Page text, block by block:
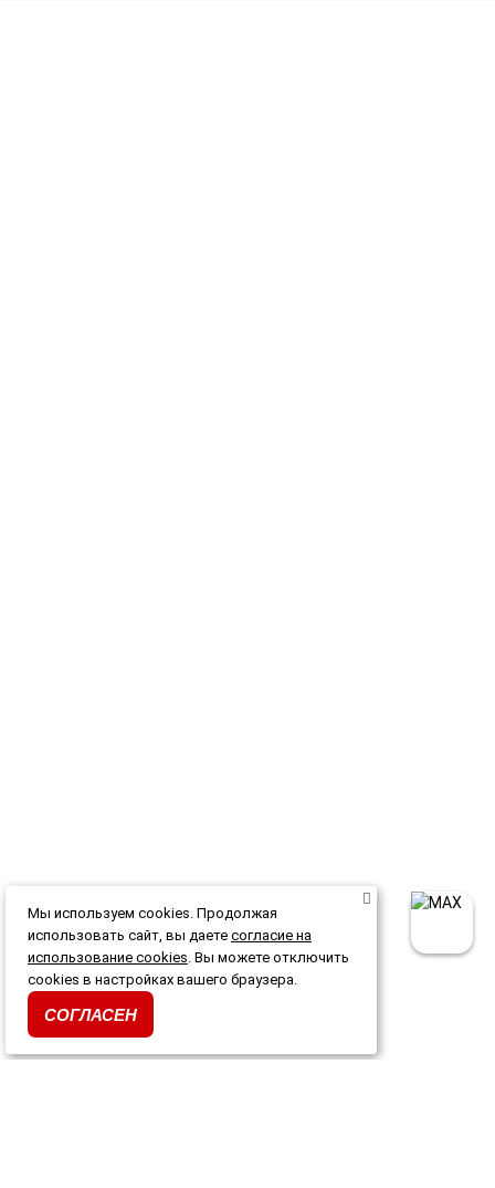
Мы используем cookies. Продолжая
использовать сайт, вы даете согласие на
использование cookies. Вы можете отключить
cookies в настройках вашего браузера.
СОГЛАСЕН